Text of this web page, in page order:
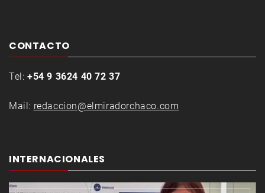
CONTACTO
Tel: +54 9 3624 40 72 37
Mail: redaccion@elmiradorchaco.com
INTERNACIONALES